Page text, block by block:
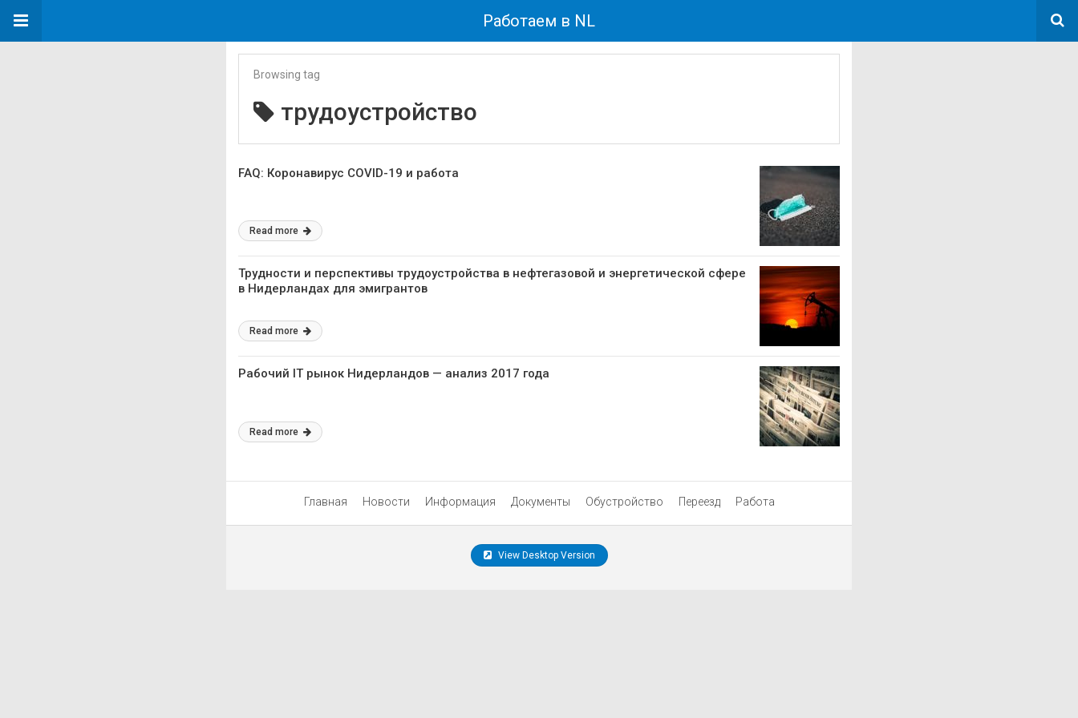
Работаем в NL
Browsing tag
трудоустройство
FAQ: Коронавирус COVID-19 и работа
Read more
Трудности и перспективы трудоустройства в нефтегазовой и энергетической сфере
в Нидерландах для эмигрантов
Read more
Рабочий IT рынок Нидерландов — анализ 2017 года
Read more
Главная Новости Информация Документы Обустройство Переезд Работа
View Desktop Version